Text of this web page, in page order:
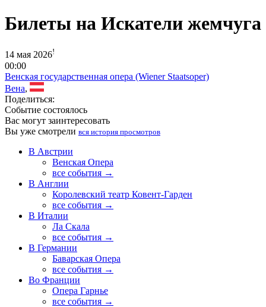
Билеты на Искатели жемчуга
14 мая 2026!
00:00
Венская государственная опера (Wiener Staatsoper)
Вена,
Поделиться:
Событие состоялось
Вас могут заинтересовать
Вы уже смотрели вся история просмотров
В Австрии
Венская Опера
все события →
В Англии
Королевский театр Ковент-Гарден
все события →
В Италии
Ла Скала
все события →
В Германии
Баварская Опера
все события →
Во Франции
Опера Гарнье
все события →